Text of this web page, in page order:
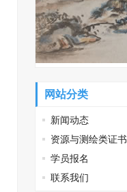
网站分类
新闻动态
资源与测绘类证书
学员报名
联系我们